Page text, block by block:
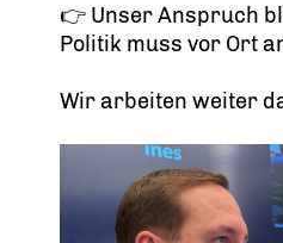
👉 Unser Anspruch
Politik muss vor Ort
Wir arbeiten weiter